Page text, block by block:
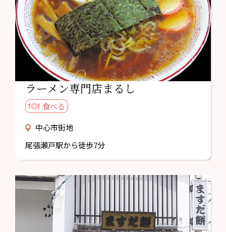
ラーメン専門店まるし
食べる
中心市街地
尾張瀬戸駅から徒歩7分